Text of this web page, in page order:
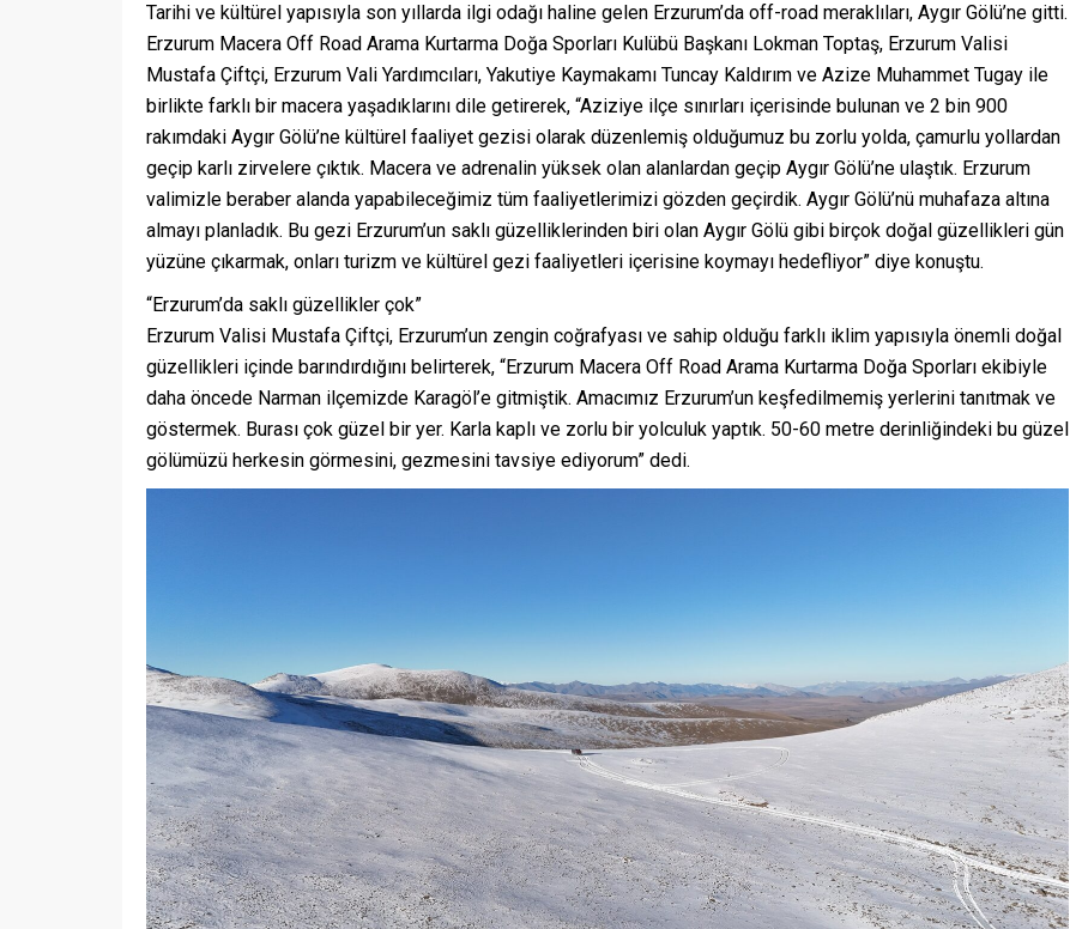
Tarihi ve kültürel yapısıyla son yıllarda ilgi odağı haline gelen Erzurum’da off-road meraklıları, Aygır Gölü’ne gitti.
Erzurum Macera Off Road Arama Kurtarma Doğa Sporları Kulübü Başkanı Lokman Toptaş, Erzurum Valisi
Mustafa Çiftçi, Erzurum Vali Yardımcıları, Yakutiye Kaymakamı Tuncay Kaldırım ve Azize Muhammet Tugay ile
birlikte farklı bir macera yaşadıklarını dile getirerek, “Aziziye ilçe sınırları içerisinde bulunan ve 2 bin 900
rakımdaki Aygır Gölü’ne kültürel faaliyet gezisi olarak düzenlemiş olduğumuz bu zorlu yolda, çamurlu yollardan
geçip karlı zirvelere çıktık. Macera ve adrenalin yüksek olan alanlardan geçip Aygır Gölü’ne ulaştık. Erzurum
valimizle beraber alanda yapabileceğimiz tüm faaliyetlerimizi gözden geçirdik. Aygır Gölü’nü muhafaza altına
almayı planladık. Bu gezi Erzurum’un saklı güzelliklerinden biri olan Aygır Gölü gibi birçok doğal güzellikleri gün
yüzüne çıkarmak, onları turizm ve kültürel gezi faaliyetleri içerisine koymayı hedefliyor” diye konuştu.
“Erzurum’da saklı güzellikler çok”
Erzurum Valisi Mustafa Çiftçi, Erzurum’un zengin coğrafyası ve sahip olduğu farklı iklim yapısıyla önemli doğal
güzellikleri içinde barındırdığını belirterek, “Erzurum Macera Off Road Arama Kurtarma Doğa Sporları ekibiyle
daha öncede Narman ilçemizde Karagöl’e gitmiştik. Amacımız Erzurum’un keşfedilmemiş yerlerini tanıtmak ve
göstermek. Burası çok güzel bir yer. Karla kaplı ve zorlu bir yolculuk yaptık. 50-60 metre derinliğindeki bu güzel
gölümüzü herkesin görmesini, gezmesini tavsiye ediyorum” dedi.